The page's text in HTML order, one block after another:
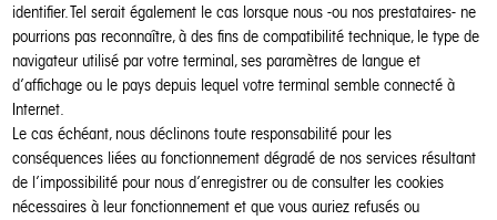
identifier. Tel serait également le cas lorsque nous -ou nos prestataires- ne
pourrions pas reconnaître, à des fins de compatibilité technique, le type de
navigateur utilisé par votre terminal, ses paramètres de langue et
d’affichage ou le pays depuis lequel votre terminal semble connecté à
Internet.
Le cas échéant, nous déclinons toute responsabilité pour les
conséquences liées au fonctionnement dégradé de nos services résultant
de l’impossibilité pour nous d’enregistrer ou de consulter les cookies
nécessaires à leur fonctionnement et que vous auriez refusés ou